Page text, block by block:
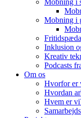
Mobning i
Inklusion
Kreativ
Podcasts
Om os
Hvorfor er
Hvordan
Hvem er